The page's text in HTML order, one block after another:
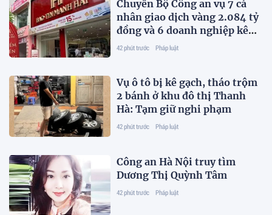
Chuyển Bộ Công an vụ 7 cá
nhân giao dịch vàng 2.084 tỷ
đồng và 6 doanh nghiệp kê
khai sai thuế
42 phút trước Pháp luật
Vụ ô tô bị kê gạch, tháo trộm
2 bánh ở khu đô thị Thanh
Hà: Tạm giữ nghi phạm
42 phút trước Pháp luật
Công an Hà Nội truy tìm
Dương Thị Quỳnh Tâm
42 phút trước Pháp luật